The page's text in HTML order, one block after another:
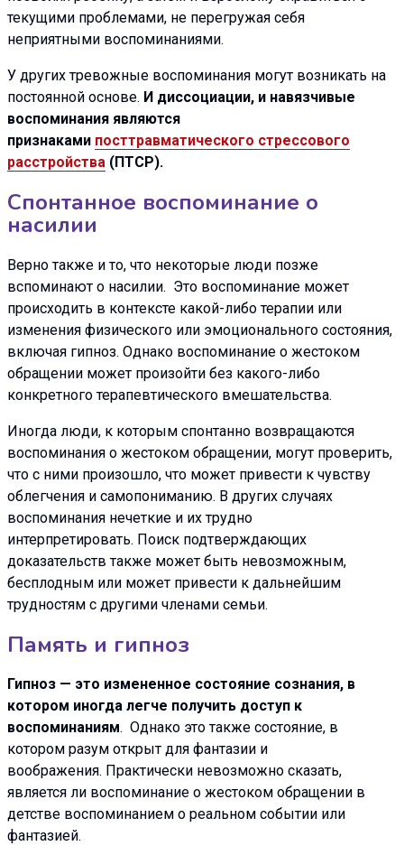
текущими проблемами, не перегружая себя
неприятными воспоминаниями.
У других тревожные воспоминания могут возникать на
постоянной основе. И диссоциации, и навязчивые
воспоминания являются
признаками посттравматического стрессового
расстройства (ПТСР).
Спонтанное воспоминание о
насилии
Верно также и то, что некоторые люди позже
вспоминают о насилии. Это воспоминание может
происходить в контексте какой-либо терапии или
изменения физического или эмоционального состояния,
включая гипноз. Однако воспоминание о жестоком
обращении может произойти без какого-либо
конкретного терапевтического вмешательства.
Иногда люди, к которым спонтанно возвращаются
воспоминания о жестоком обращении, могут проверить,
что с ними произошло, что может привести к чувству
облегчения и самопониманию. В других случаях
воспоминания нечеткие и их трудно
интерпретировать. Поиск подтверждающих
доказательств также может быть невозможным,
бесплодным или может привести к дальнейшим
трудностям с другими членами семьи.
Память и гипноз
Гипноз — это измененное состояние сознания, в
котором иногда легче получить доступ к
воспоминаниям. Однако это также состояние, в
котором разум открыт для фантазии и
воображения. Практически невозможно сказать,
является ли воспоминание о жестоком обращении в
детстве воспоминанием о реальном событии или
фантазией.